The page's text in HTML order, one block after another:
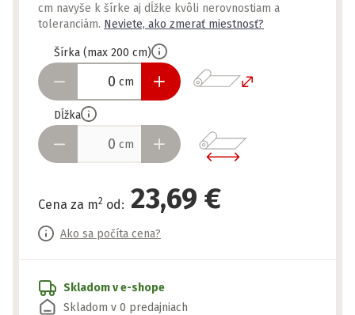
cm navyše k šírke aj dĺžke kvôli nerovnostiam a
toleranciám. Neviete, ako zmerať miestnosť?
Šírka (max 200 cm)
cm
Dĺžka
cm
Cena za m2 od: 23,69 €
Ako sa počíta cena?
Skladom v e-shope
Skladom v 0 predajniach